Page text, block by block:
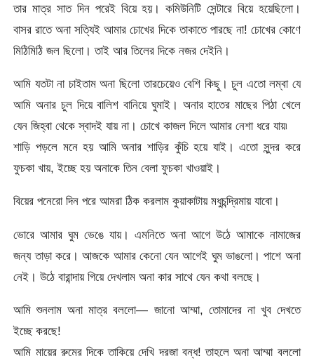
তার মাত্র সাত দিন পরেই বিয়ে হয়। কমিউনিটি সেন্টারে বিয়ে হয়েছিলো।
বাসর রাতে অনা সত্যিই আমার চোখের দিকে তাকাতে পারছে না! চোখের কোণে
মিঠিমিঠি জল ছিলো। তাই আর তিলের দিকে নজর দেইনি।
আমি যতটা না চাইতাম অনা ছিলো তারচেয়েও বেশি কিছু। চুল এতো লম্বা যে
আমি অনার চুল দিয়ে বালিশ বানিয়ে ঘুমাই। অনার হাতের মাছের পিঠা খেলে
যেন জিহ্বা থেকে স্বাদই যায় না। চোখে কাজল দিলে আমার নেশা ধরে যায়৷
শাড়ি পড়লে মনে হয় আমি অনার শাড়ির কুঁচি হয়ে যাই। এতো সুন্দর করে
ফুচকা খায়, ইচ্ছে হয় অনাকে তিন বেলা ফুচকা খাওয়াই।
বিয়ের পনেরো দিন পরে আমরা ঠিক করলাম কুয়াকাটায় মধুচন্দ্রিমায় যাবো।
ভোরে আমার ঘুম ভেঙে যায়। এমনিতে অনা আগে উঠে আমাকে নামাজের
জন্য তাড়া করে। আজকে আমার কেনো যেন আগেই ঘুম ভাঙলো। পাশে অনা
নেই। উঠে বারান্দায় গিয়ে দেখলাম অনা কার সাথে যেন কথা বলছে।
আমি শুনলাম অনা মাত্র বললো— জানো আম্মা, তোমাদের না খুব দেখতে
ইচ্ছে করছে!
আমি মায়ের রুমের দিকে তাকিয়ে দেখি দরজা বন্ধ! তাহলে অনা আম্মা বললো